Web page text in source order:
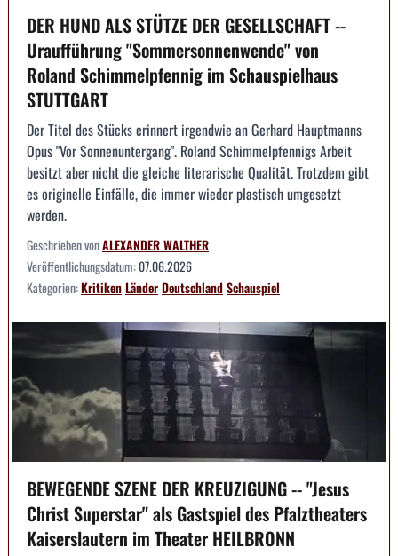
DER HUND ALS STÜTZE DER GESELLSCHAFT --
Uraufführung "Sommersonnenwende" von
Roland Schimmelpfennig im Schauspielhaus
STUTTGART
Der Titel des Stücks erinnert irgendwie an Gerhard Hauptmanns
Opus "Vor Sonnenuntergang". Roland Schimmelpfennigs Arbeit
besitzt aber nicht die gleiche literarische Qualität. Trotzdem gibt
es originelle Einfälle, die immer wieder plastisch umgesetzt
werden.
Geschrieben vonALEXANDER WALTHER
Veröffentlichungsdatum:07.06.2026
Kategorien:KritikenLänderDeutschlandSchauspiel
BEWEGENDE SZENE DER KREUZIGUNG -- "Jesus
Christ Superstar" als Gastspiel des Pfalztheaters
Kaiserslautern im Theater HEILBRONN